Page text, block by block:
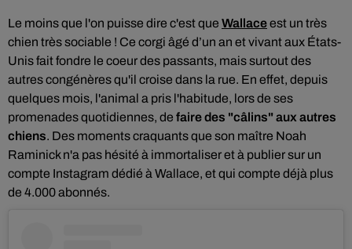
Le moins que l'on puisse dire c'est que Wallaceest un très
chien très sociable ! Ce corgi âgé d’un an et vivant aux États-
Unis fait fondre le coeur des passants, mais surtout des
autres congénères qu'il croise dans la rue. En effet, depuis
quelques mois, l'animal a pris l'habitude, lors de ses
promenades quotidiennes, de faire des "câlins" aux autres
chiens. Des moments craquants que son maître Noah
Raminick n'a pas hésité à immortaliser et à publier sur un
compte Instagram dédié à Wallace, et qui compte déjà plus
de 4.000 abonnés.